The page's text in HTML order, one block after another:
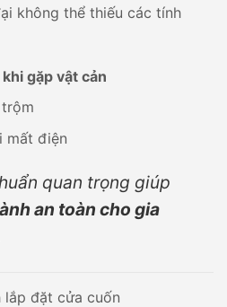
không thể thiếu các tính
gặp vật cản
mất điện
quan trọng giúp
an toàn cho gia
lắp đặt cửa cuốn